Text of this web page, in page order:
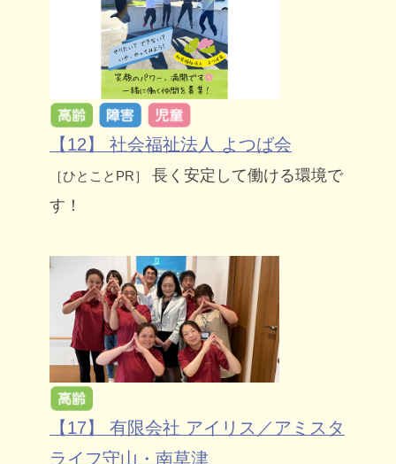
【12】 社会福祉法人 よつば会
［ひとことPR］
長く安定して働ける環境で
す！
【17】 有限会社 アイリス／アミスタ
ライフ守山・南草津